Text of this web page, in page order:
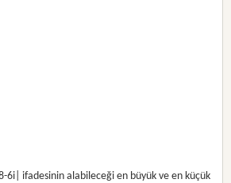
ifadesinin alabileceği en büyük ve en küçük